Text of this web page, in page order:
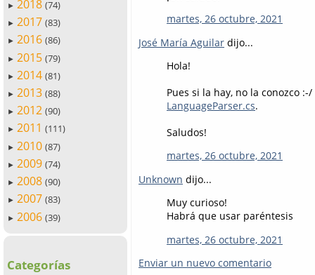
► 2018 (74)
► 2017 (83)
► 2016 (86)
► 2015 (79)
► 2014 (81)
► 2013 (88)
► 2012 (90)
► 2011 (111)
► 2010 (87)
► 2009 (74)
► 2008 (90)
► 2007 (83)
► 2006 (39)
Categorías
martes, 26 octubre, 2021
José María Aguilar dijo...
Hola!
Pues si la hay, no la conozco
LanguageParser.cs.
Saludos!
martes, 26 octubre, 2021
Unknown dijo...
Muy curioso!
Habrá que usar paréntesis
martes, 26 octubre, 2021
Enviar un nuevo comentario